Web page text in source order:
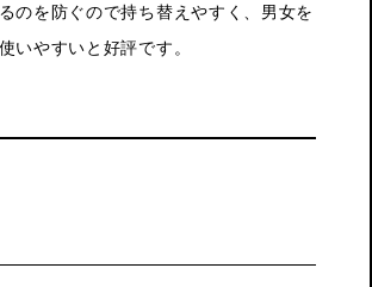
のを防ぐので持ち替えやすく、男女を
いやすいと好評です。